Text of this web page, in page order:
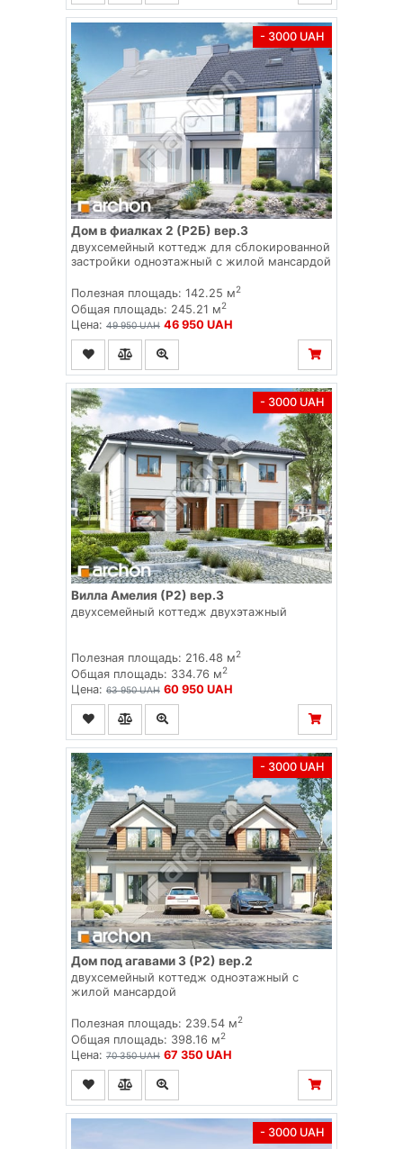
- 3000 UAH
Дом в фиалках 2 (Р2Б) вер.3
двухсемейный коттедж для сблокированной
застройки одноэтажный с жилой мансардой
Полезная площадь: 142.25 м2
Общая площадь: 245.21 м2
Цена: 49 950 UAH 46 950 UAH
- 3000 UAH
Вилла Амелия (Р2) вер.3
двухсемейный коттедж двухэтажный
Полезная площадь: 216.48 м2
Общая площадь: 334.76 м2
Цена: 63 950 UAH 60 950 UAH
- 3000 UAH
Дом под агавами 3 (Р2) вер.2
двухсемейный коттедж одноэтажный с
жилой мансардой
Полезная площадь: 239.54 м2
Общая площадь: 398.16 м2
Цена: 70 350 UAH 67 350 UAH
- 3000 UAH